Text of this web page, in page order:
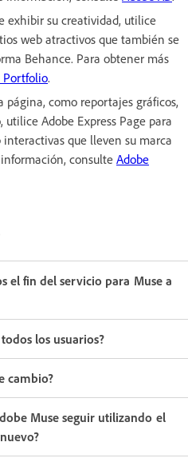
exhibir su creatividad, utilice
web atractivos que también se
Behance. Para obtener más
Portfolio.
página, como reportajes gráficos,
Adobe Express Page para
que lleven su marca
consulte Adobe
el fin del servicio para Muse a
los usuarios?
cambio?
Muse seguir utilizando el